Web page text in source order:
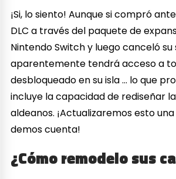
¡Si, lo siento! Aunque si compró
DLC a través del paquete de
Nintendo Switch y luego canceló su
aparentemente tendrá acceso a
desbloqueado en su isla … lo que
incluye la capacidad de rediseñar
aldeanos. ¡Actualizaremos esto
demos cuenta!
¿Cómo remodelo sus